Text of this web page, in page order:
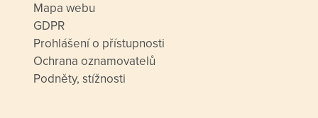
Mapa webu
GDPR
Prohlášení o přístupnosti
Ochrana oznamovatelů
Podněty, stížnosti